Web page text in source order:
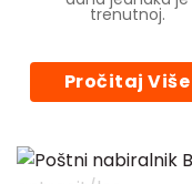
proizvoda
43.98€.
trenutnoj.
Pročitaj Više